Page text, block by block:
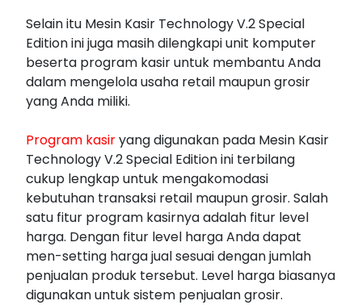
Selain itu Mesin Kasir Technology V.2 Special
Edition ini juga masih dilengkapi unit komputer
beserta program kasir untuk membantu Anda
dalam mengelola usaha retail maupun grosir
yang Anda miliki.
Program kasiryang digunakan pada Mesin Kasir
Technology V.2 Special Edition ini terbilang
cukup lengkap untuk mengakomodasi
kebutuhan transaksi retail maupun grosir. Salah
satu fitur program kasirnya adalah fitur level
harga. Dengan fitur level harga Anda dapat
men-setting harga jual sesuai dengan jumlah
penjualan produk tersebut. Level harga biasanya
digunakan untuk sistem penjualan grosir.